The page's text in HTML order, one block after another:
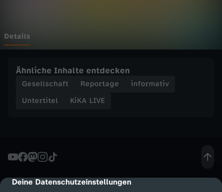
cmp-dialog-description
Deine Datenschutzeinstellungen
n
H
o
y
:
Details
Ähnliche Inhalte entdecken
Gesellschaft Reportage
informativ
Untertitel
KiKA LIVE